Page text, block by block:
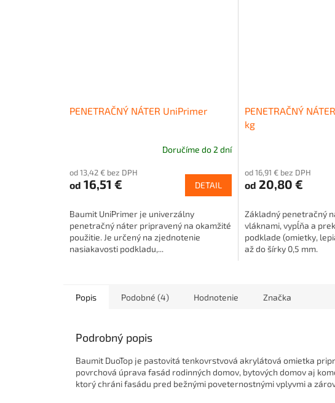
PENETRAČNÝ NÁTER UniPrimer
produktu
je
z
hviezdičiek.
Doručíme do 2 dní
od 13,42 € bez DPH
od 16,51 € DETAIL
Baumit UniPrimer je univerzálny
penetračný náter pripravený na okamžité
použitie. Je určený na zjednotenie
nasiakavosti podkladu,...
PENETRAČNÝ
kg
od 16,91 € bez DPH
od 20,80 €
Základný penetračný
vláknami, vypĺňa a
podklade (omietky,
až do šírky 0,5 mm.
Popis Podobné (4) Hodnotenie Značka
Podrobný popis
Baumit DuoTop je pastovitá tenkovrstvová akrylátová omietka
povrchová úprava fasád rodinných domov, bytových domov aj
ktorý chráni fasádu pred bežnými poveternostnými vplyvmi a